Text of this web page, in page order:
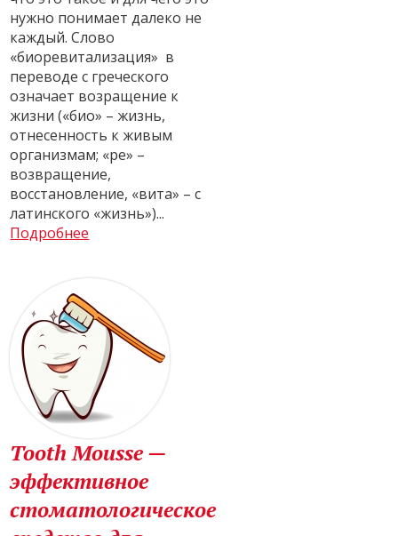
нужно понимает далеко не
каждый. Слово
«биоревитализация» в
переводе с греческого
означает возращение к
жизни («био» – жизнь,
отнесенность к живым
организмам; «ре» –
возвращение,
восстановление, «вита» – с
латинского «жизнь»)...
Подробнее
Tooth Mousse —
эффективное
стоматологическое